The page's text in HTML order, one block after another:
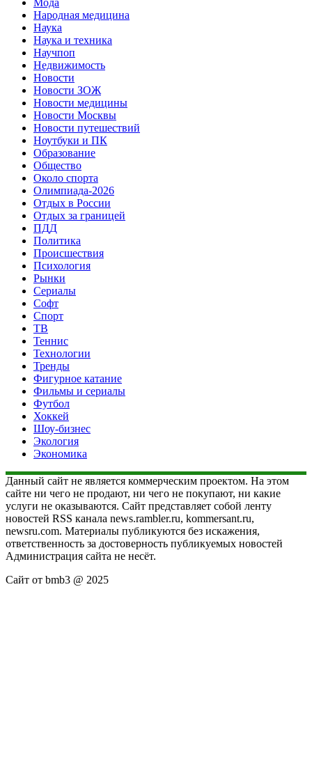
Народная медицина
Наука
Наука и техника
Научпоп
Недвижимость
Новости
Новости ЗОЖ
Новости медицины
Новости Москвы
Новости путешествий
Ноутбуки и ПК
Образование
Общество
Около спорта
Олимпиада-2026
Отдых в России
Отдых за границей
ПДД
Политика
Происшествия
Психология
Рынки
Сериалы
Софт
Спорт
ТВ
Теннис
Технологии
Тренды
Фигурное катание
Фильмы и сериалы
Футбол
Хоккей
Шоу-бизнес
Экология
Экономика
Данный сайт не является коммерческим проектом. На этом
сайте ни чего не продают, ни чего не покупают, ни какие
услуги не оказываются. Сайт представляет собой ленту
новостей RSS канала news.rambler.ru, kommersant.ru,
newsru.com. Материалы публикуются без искажения,
ответственность за достоверность публикуемых новостей
Администрация сайта не несёт.
Сайт от bmb3 @ 2025